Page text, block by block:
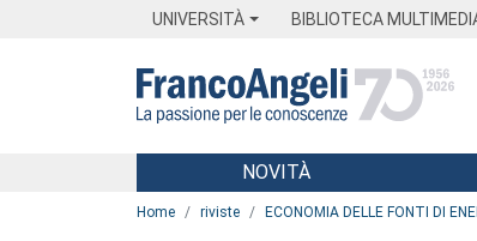
UNIVERSITÀ BIBLIOTECA
Menu
NOVITÀ
Home riviste ECONOMIA DELLE FONTI DI